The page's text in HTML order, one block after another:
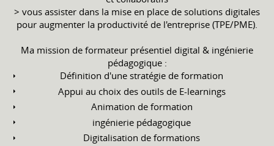
> vous assister dans la mise en place de solutions digitales
pour augmenter la productivité de l'entreprise (TPE/PME).
Ma mission de formateur présentiel digital & ingénierie
pédagogique :
Définition d'une stratégie de formation
Appui au choix des outils de E-learnings
Animation de formation
ingénierie pédagogique
Digitalisation de formations